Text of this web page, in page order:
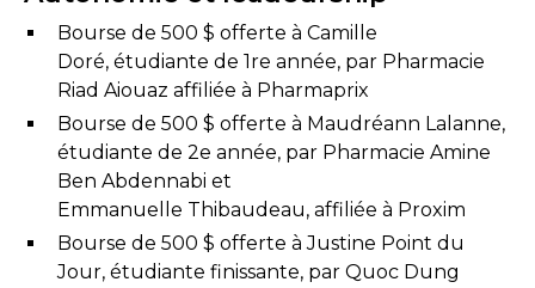
Bourse de 500 $ offerte à Camille
Doré, étudiante de 1re année, par Pharmacie
Riad Aiouaz affiliée à Pharmaprix
Bourse de 500 $ offerte à Maudréann Lalanne,
étudiante de 2e année, par Pharmacie Amine
Ben Abdennabi et
Emmanuelle Thibaudeau, affiliée à Proxim
Bourse de 500 $ offerte à Justine Point du
Jour, étudiante finissante, par Quoc Dung